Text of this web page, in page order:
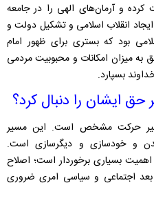
کرده و آرمان‌های الهی را در جامعه
انقلاب اسلامی و تشکیل دولت و
بود که بستری برای ظهور امام
میزان امکانات و محبوبیت مردمی
بسپارد.
ایشان را دنبال کرد؟
حرکت مشخص است‌. این مسیر
و خودسازی و دیگرسازی است.
بسیاری برخوردار است؛ اصلاح
اجتماعی و سیاسی امری ضروری